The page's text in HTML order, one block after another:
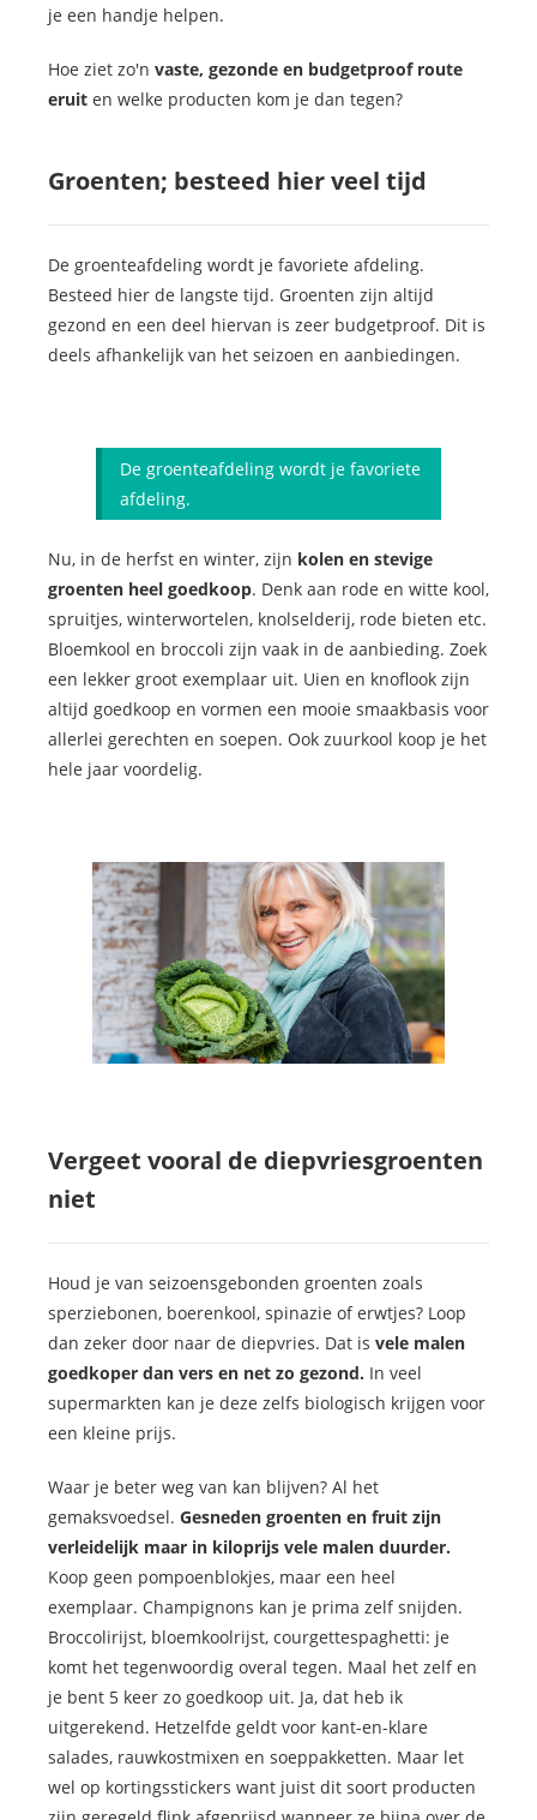
je een handje helpen.
Hoe ziet zo'n vaste, gezonde en budgetproof route
eruit en welke producten kom je dan tegen?
Groenten; besteed hier veel tijd
De groenteafdeling wordt je favoriete afdeling.
Besteed hier de langste tijd. Groenten zijn altijd
gezond en een deel hiervan is zeer budgetproof. Dit is
deels afhankelijk van het seizoen en aanbiedingen.
De groenteafdeling wordt je favoriete
afdeling.
Nu, in de herfst en winter, zijn kolen en stevige
groenten heel goedkoop. Denk aan rode en witte kool,
spruitjes, winterwortelen, knolselderij, rode bieten etc.
Bloemkool en broccoli zijn vaak in de aanbieding. Zoek
een lekker groot exemplaar uit. Uien en knoflook zijn
altijd goedkoop en vormen een mooie smaakbasis voor
allerlei gerechten en soepen. Ook zuurkool koop je het
hele jaar voordelig.
Vergeet vooral de diepvriesgroenten
niet
Houd je van seizoensgebonden groenten zoals
sperziebonen, boerenkool, spinazie of erwtjes? Loop
dan zeker door naar de diepvries. Dat is vele malen
goedkoper dan vers en net zo gezond. In veel
supermarkten kan je deze zelfs biologisch krijgen voor
een kleine prijs.
Waar je beter weg van kan blijven? Al het
gemaksvoedsel. Gesneden groenten en fruit zijn
verleidelijk maar in kiloprijs vele malen duurder.
Koop geen pompoenblokjes, maar een heel
exemplaar. Champignons kan je prima zelf snijden.
Broccolirijst, bloemkoolrijst, courgettespaghetti: je
komt het tegenwoordig overal tegen. Maal het zelf en
je bent 5 keer zo goedkoop uit. Ja, dat heb ik
uitgerekend. Hetzelfde geldt voor kant-en-klare
salades, rauwkostmixen en soeppakketten. Maar let
wel op kortingsstickers want juist dit soort producten